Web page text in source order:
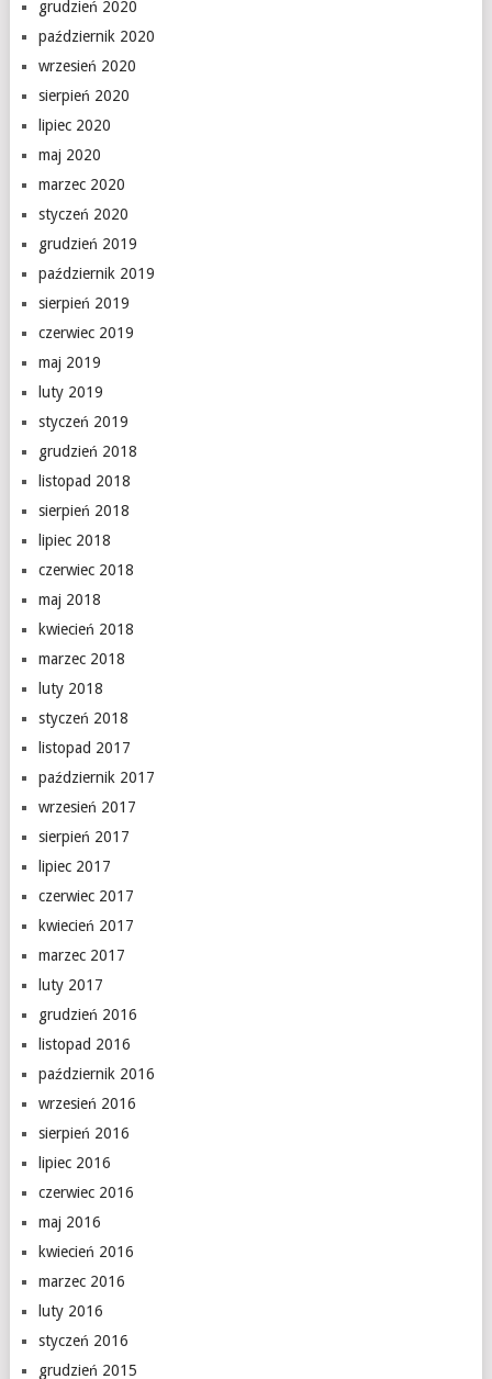
grudzień 2020
październik 2020
wrzesień 2020
sierpień 2020
lipiec 2020
maj 2020
marzec 2020
styczeń 2020
grudzień 2019
październik 2019
sierpień 2019
czerwiec 2019
maj 2019
luty 2019
styczeń 2019
grudzień 2018
listopad 2018
sierpień 2018
lipiec 2018
czerwiec 2018
maj 2018
kwiecień 2018
marzec 2018
luty 2018
styczeń 2018
listopad 2017
październik 2017
wrzesień 2017
sierpień 2017
lipiec 2017
czerwiec 2017
kwiecień 2017
marzec 2017
luty 2017
grudzień 2016
listopad 2016
październik 2016
wrzesień 2016
sierpień 2016
lipiec 2016
czerwiec 2016
maj 2016
kwiecień 2016
marzec 2016
luty 2016
styczeń 2016
grudzień 2015